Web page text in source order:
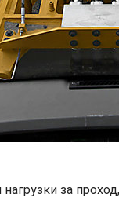
за